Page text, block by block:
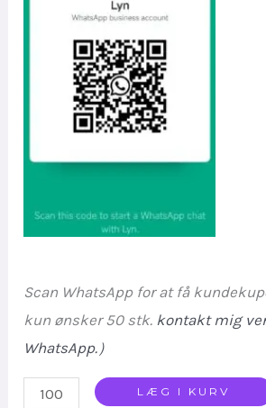
Scan WhatsApp for at få
kun ønsker 50 stk. kontakt mig
WhatsApp. ）
Fizzy
LÆG I KURV